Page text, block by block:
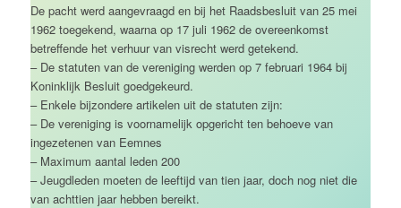
De pacht werd aangevraagd en bij het Raadsbesluit van 25 mei
1962 toegekend, waarna op 17 juli 1962 de overeenkomst
betreffende het verhuur van visrecht werd getekend.
– De statuten van de vereniging werden op 7 februari 1964 bij
Koninklijk Besluit goedgekeurd.
– Enkele bijzondere artikelen uit de statuten zijn:
– De vereniging is voornamelijk opgericht ten behoeve van
ingezetenen van Eemnes
– Maximum aantal leden 200
– Jeugdleden moeten de leeftijd van tien jaar, doch nog niet die
van achttien jaar hebben bereikt.